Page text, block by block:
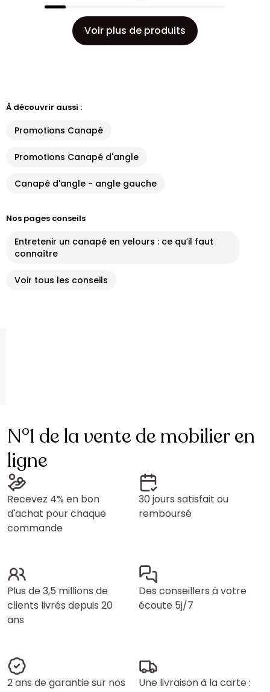
Voir plus de produits
À découvrir aussi :
Promotions Canapé
Promotions Canapé d'angle
Canapé d'angle - angle gauche
Nos pages conseils
Entretenir un canapé en velours : ce qu’il faut
connaître
Voir tous les conseils
N°1 de la vente de mobilier en
ligne
Recevez 4% en bon
d'achat pour chaque
commande
30 jours satisfait ou
remboursé
Plus de 3,5 millions de
clients livrés depuis 20
ans
Des conseillers à votre
écoute 5j/7
2 ans de garantie sur nos
Une livraison à la carte :